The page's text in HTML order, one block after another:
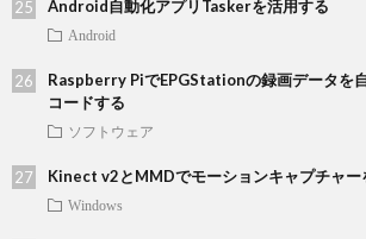
Android自動化アプリTaskerを活用する
Android
Raspberry PiでEPGStationの録画データを
コードする
ソフトウェア
Kinect v2とMMDでモーションキャプチャー
Windows